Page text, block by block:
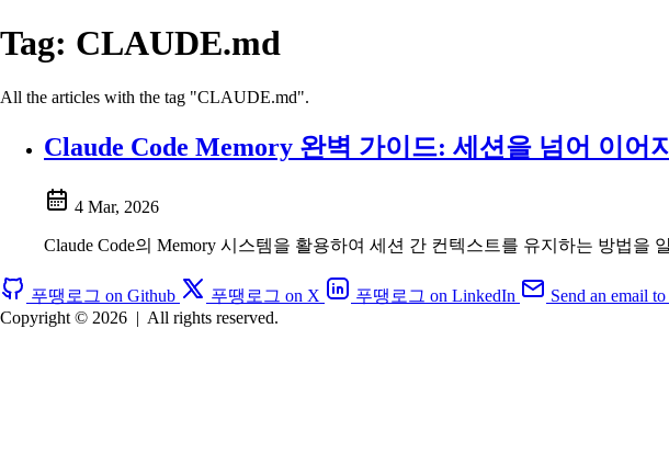
Tag: CLAUDE.md
All the articles with the tag "CLAUDE.md".
Claude Code Memory 완벽 가이드: 세션을 넘어 이어
4 Mar, 2026
Claude Code의 Memory 시스템을 활용하여 세션 간 컨텍스트를 유지하는 방법
푸땡로그 on Github 푸땡로그 on X 푸땡로그 on LinkedIn
Send an email
Copyright © 2026 | All rights reserved.